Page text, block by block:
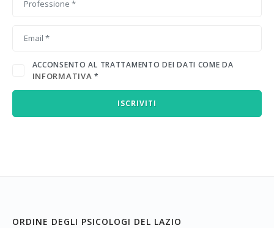
ACCONSENTO AL TRATTAMENTO DEI DATI COME DA
INFORMATIVA *
ISCRIVITI
ORDINE DEGLI PSICOLOGI DEL LAZIO